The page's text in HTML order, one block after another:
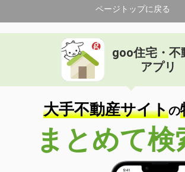
ページトップに戻る
goo住宅・不
アプリ
大手不動産サイトの
まとめて検